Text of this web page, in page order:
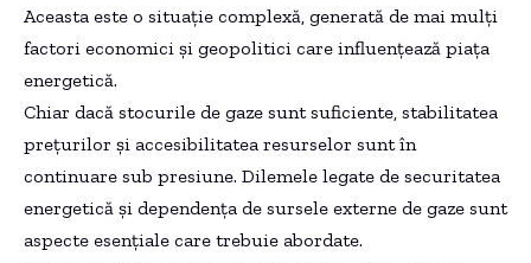
Aceasta este o situație complexă, generată de mai mulți
factori economici și geopolitici care influențează piața
energetică.
Chiar dacă stocurile de gaze sunt suficiente, stabilitatea
prețurilor și accesibilitatea resurselor sunt în
continuare sub presiune. Dilemele legate de securitatea
energetică și dependența de sursele externe de gaze sunt
aspecte esențiale care trebuie abordate.